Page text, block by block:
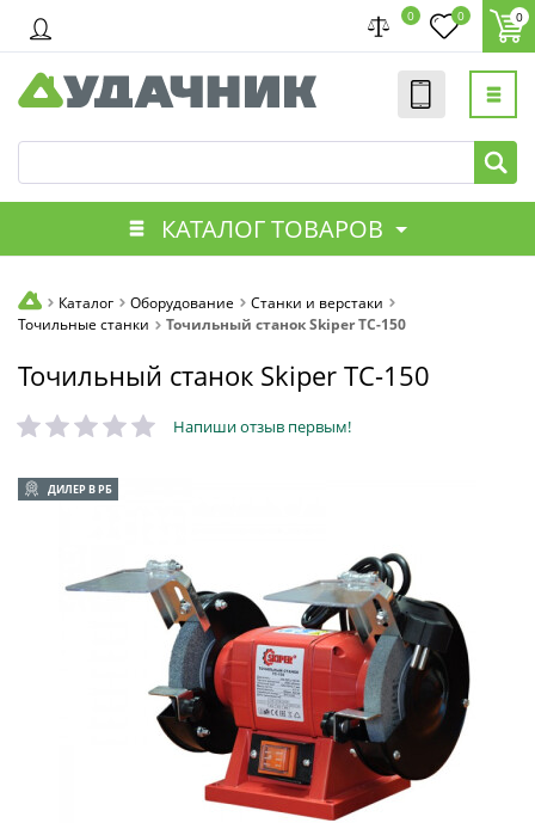
0 0 0
КАТАЛОГ ТОВАРОВ
Каталог Оборудование
Станки и верстаки
Точильные станки
Точильный станок Skiper ТС-150
Точильный станок Skiper ТС-150
Напиши отзыв первым!
ДИЛЕР В РБ